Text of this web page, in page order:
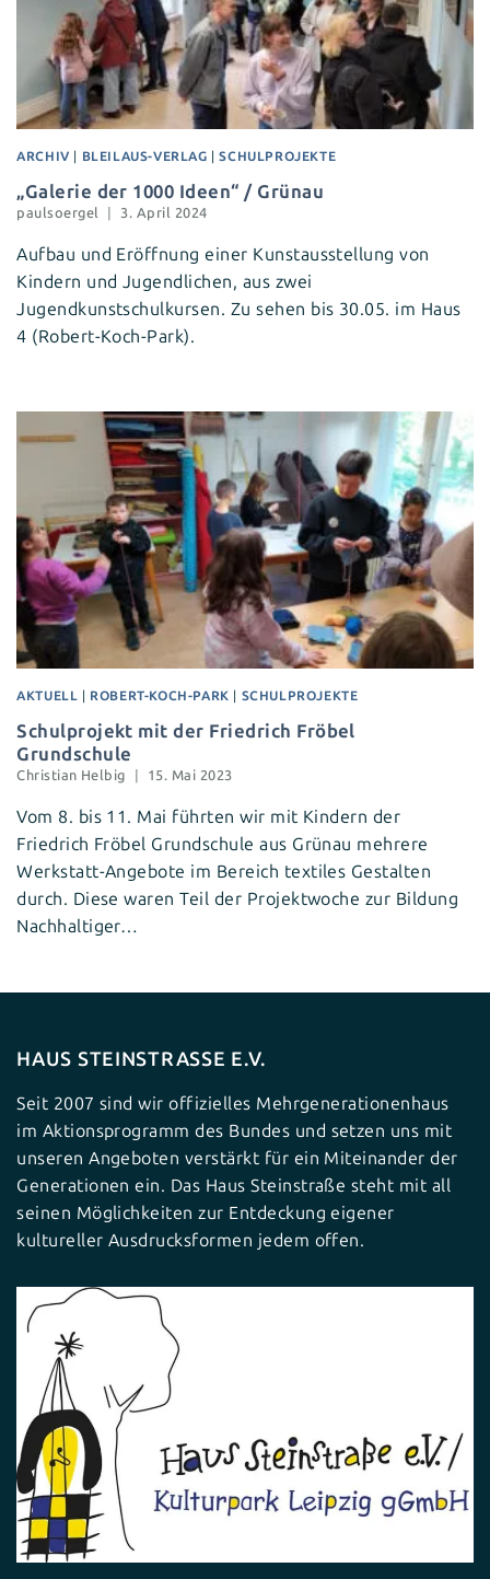
ARCHIV BLEILAUS-VERLAG |SCHULPROJEKTE
„Galerie der 1000 Ideen“ / Grünau
paulsoergel 3. April 2024
Aufbau und Eröffnung einer Kunstausstellung von
Kindern und Jugendlichen, aus zwei
Jugendkunstschulkursen. Zu sehen bis 30.05. im Haus
4 (Robert-Koch-Park).
AKTUELL | ROBERT-KOCH-PARK | SCHULPROJEKTE
Schulprojekt mit der Friedrich Fröbel
Grundschule
Christian Helbig 15. Mai 2023
Vom 8. bis 11. Mai führten wir mit Kindern der
Friedrich Fröbel Grundschule aus Grünau mehrere
Werkstatt-Angebote im Bereich textiles Gestalten
durch. Diese waren Teil der Projektwoche zur Bildung
Nachhaltiger…
HAUS STEINSTRASSE E.V.
Seit 2007 sind wir offizielles Mehrgenerationenhaus
im Aktionsprogramm des Bundes und setzen uns mit
unseren Angeboten verstärkt für ein Miteinander der
Generationen ein. Das Haus Steinstraße steht mit all
seinen Möglichkeiten zur Entdeckung eigener
kultureller Ausdrucksformen jedem offen.